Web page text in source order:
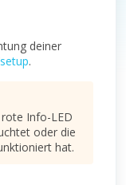
deiner
.
Info-LED
oder die
hat.